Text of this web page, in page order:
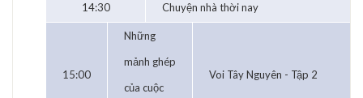
14:30 Chuyện nhà thời nay
15:00
Những
mảnh ghép
của cuộc
Voi Tây Nguyên - Tập 2